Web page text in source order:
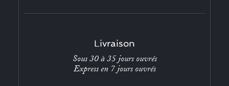
Livraison
Sous 30 à 35 jours ouvrés
Express en 7 jours ouvrés